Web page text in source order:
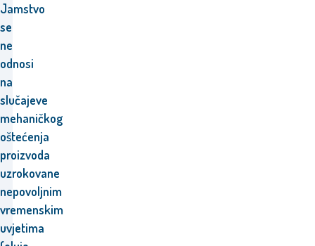
Jamstvo
se
ne
odnosi
na
slučajeve
mehaničkog
oštećenja
proizvoda
uzrokovane
nepovoljnim
vremenskim
uvjetima